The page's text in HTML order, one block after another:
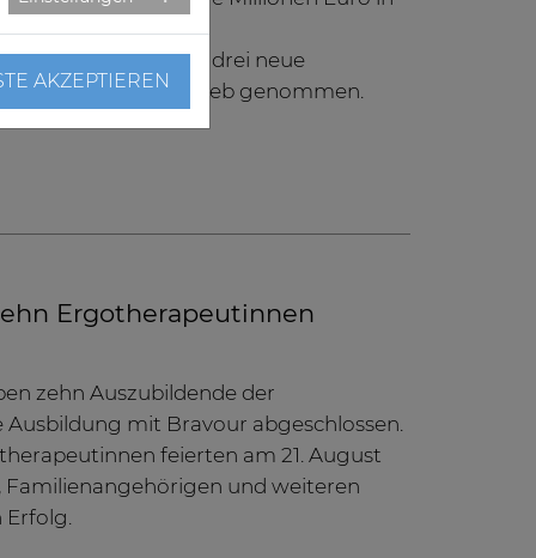
hochmodernes
Gerät (MRT) sowie drei neue
bald in Betrieb genommen.
Ergotherapeutinnen
zehn Auszubildende der
mit Bravour abgeschlossen.
feierten am 21. August
und weiteren
Erfolg.
AKZEPTIEREN